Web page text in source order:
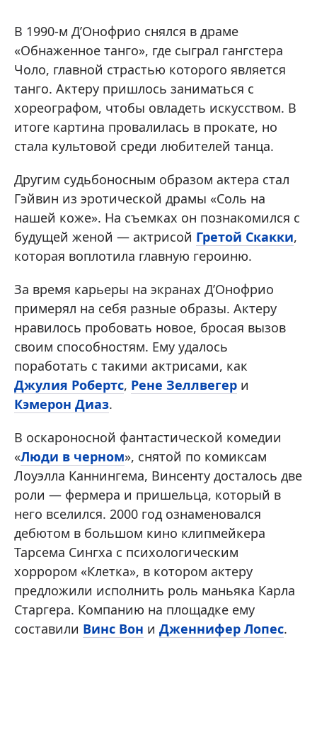
В 1990-м Д’Онофрио снялся в драме
«Обнаженное танго», где сыграл гангстера
Чоло, главной страстью которого является
танго. Актеру пришлось заниматься с
хореографом, чтобы овладеть искусством. В
итоге картина провалилась в прокате, но
стала культовой среди любителей танца.
Другим судьбоносным образом актера стал
Гэйвин из эротической драмы «Соль на
нашей коже». На съемках он познакомился с
будущей женой — актрисой Гретой Скакки,
которая воплотила главную героиню.
За время карьеры на экранах Д’Онофрио
примерял на себя разные образы. Актеру
нравилось пробовать новое, бросая вызов
своим способностям. Ему удалось
поработать с такими актрисами, как
Джулия Робертс, Рене Зеллвегер и
Кэмерон Диаз.
В оскароносной фантастической комедии
«Люди в черном», снятой по комиксам
Лоуэлла Каннингема, Винсенту досталось две
роли — фермера и пришельца, который в
него вселился. 2000 год ознаменовался
дебютом в большом кино клипмейкера
Тарсема Сингха с психологическим
хоррором «Клетка», в котором актеру
предложили исполнить роль маньяка Карла
Старгера. Компанию на площадке ему
составили Винс Вон и Дженнифер Лопес.